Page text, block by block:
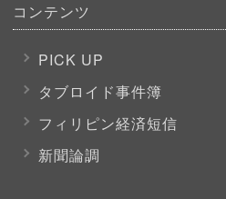
コンテンツ
PICK UP
タブロイド事件簿
フィリピン経済短信
新聞論調